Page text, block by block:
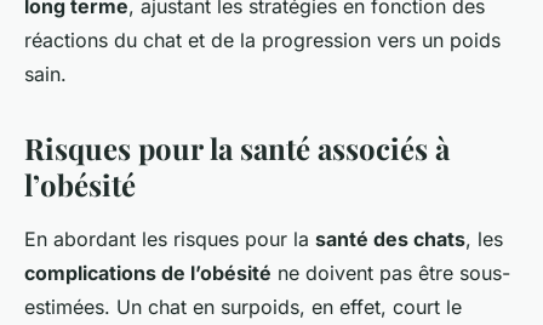
long terme, ajustant les stratégies en fonction des
réactions du chat et de la progression vers un poids
sain.
Risques pour la santé associés à
l’obésité
En abordant les risques pour la santé des chats, les
complications de l’obésité ne doivent pas être sous-
estimées. Un chat en surpoids, en effet, court le